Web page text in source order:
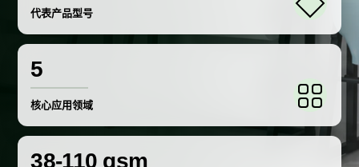
代表产品型号
5
核心应用领域
38-110 gsm